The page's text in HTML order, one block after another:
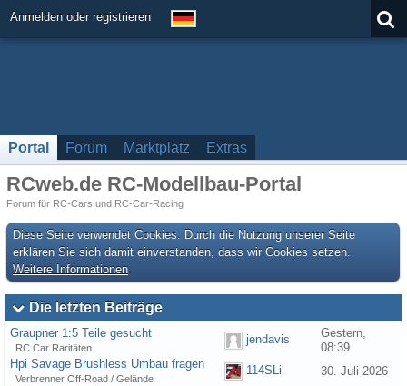
Anmelden oder registrieren
Portal Forum Marktplatz Extras
RCweb.de RC-Modellbau-Portal
Forum für RC-Cars und RC-Car-Racing
Diese Seite verwendet Cookies. Durch die Nutzung unserer Seite
erklären Sie sich damit einverstanden, dass wir Cookies setzen.
Weitere Informationen
Die letzten Beiträge
Graupner 1:5 Teile gesucht
RC Car Raritäten
jendavis
Gestern,
08:39
Hpi Savage Brushless Umbau fragen
Verbrenner Off-Road / Gelände
114SLi
30. Juli 2026